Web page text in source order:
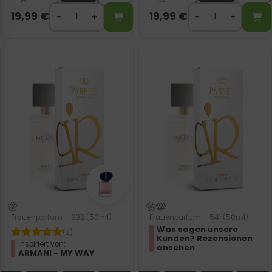
19,99 € 19,99 €
Frauenparfum – 932 (50ml)
(2)
Inspiriert von:
ARMANI - MY WAY
Frauenparfum – 541 (50ml)
Was sagen unsere
Kunden? Rezensionen
ansehen